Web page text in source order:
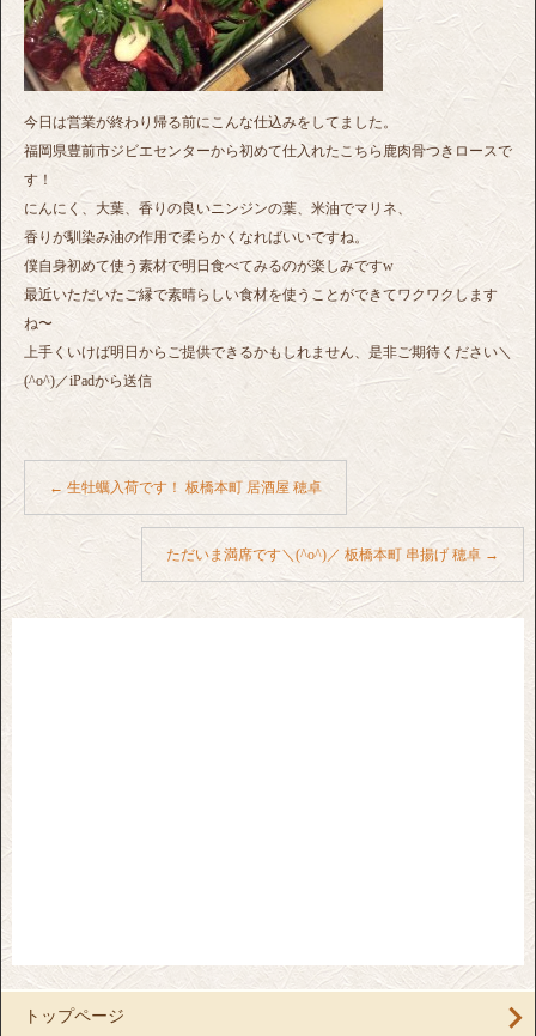
今日は営業が終わり帰る前にこんな仕込みをしてました。
福岡県豊前市ジビエセンターから初めて仕入れたこちら鹿肉骨つきロースで
す！
にんにく、大葉、香りの良いニンジンの葉、米油でマリネ、
香りが馴染み油の作用で柔らかくなればいいですね。
僕自身初めて使う素材で明日食べてみるのが楽しみですw
最近いただいたご縁で素晴らしい食材を使うことができてワクワクします
ね〜
上手くいけば明日からご提供できるかもしれません、是非ご期待ください＼
(^o^)／iPadから送信
← 生牡蠣入荷です！ 板橋本町 居酒屋 穂卓
ただいま満席です＼(^o^)／ 板橋本町 串揚げ 穂卓 →
トップページ